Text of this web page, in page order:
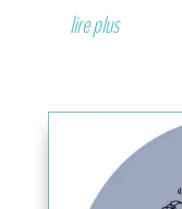
lire plus